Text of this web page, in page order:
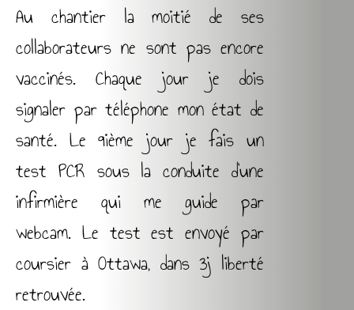
Au chantier la moitié de ses
collaborateurs ne sont pas encore
vaccinés. Chaque jour je dois
signaler par téléphone mon état de
santé. Le 9ième jour je fais un
test PCR sous la conduite d’une
infirmière qui me guide par
webcam. Le test est envoyé par
coursier à Ottawa, dans 3j liberté
retrouvée.